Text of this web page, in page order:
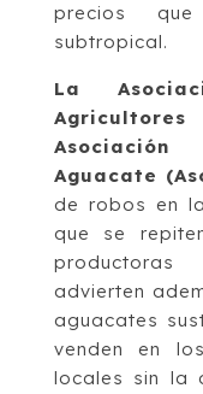
precios
subtropical.
La
Aguacate
de robos en
que se
advierten
aguacates
venden en
locales sin la